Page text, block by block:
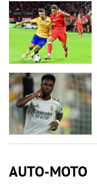
AUTO-MOTO